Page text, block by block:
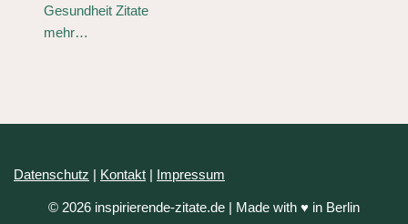
Gesundheit Zitate
mehr…
Datenschutz | Kontakt | Impressum
© 2026 inspirierende-zitate.de | Made with ♥ in Berlin